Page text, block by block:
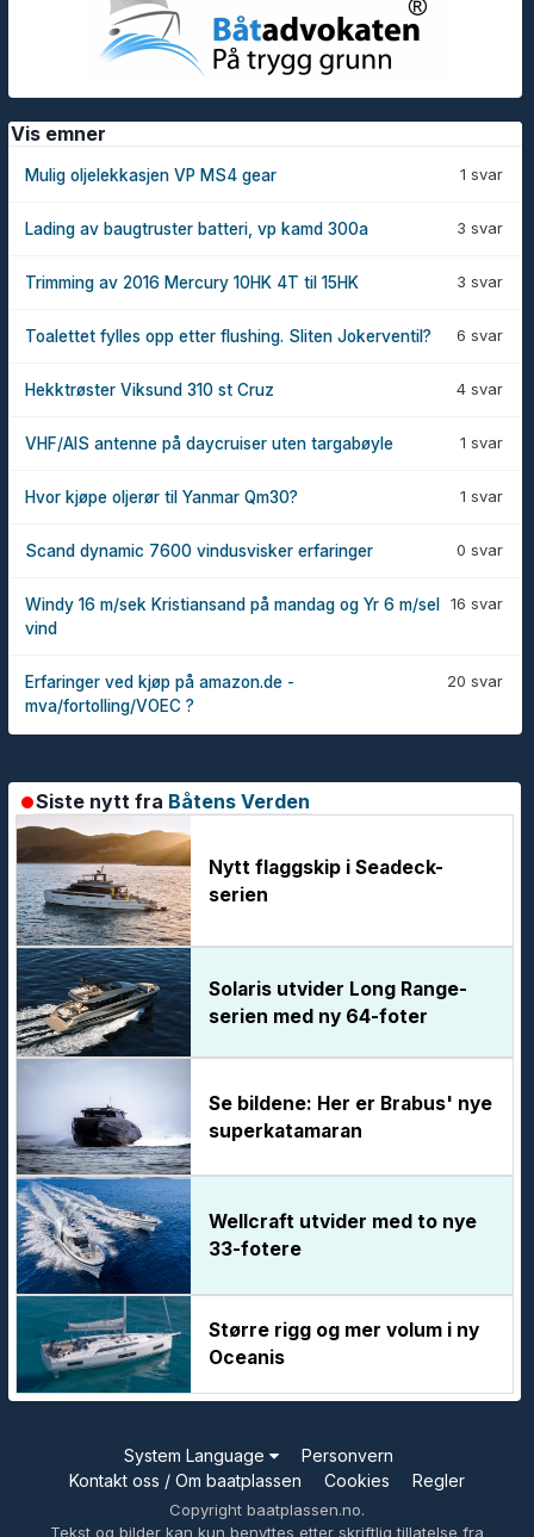
Vis emner
1 svar
Mulig oljelekkasjen VP MS4 gear
3 svar
Lading av baugtruster batteri, vp kamd 300a
3 svar
Trimming av 2016 Mercury 10HK 4T til 15HK
6 svar
Toalettet fylles opp etter flushing. Sliten Jokerventil?
4 svar
Hekktrøster Viksund 310 st Cruz
1 svar
VHF/AIS antenne på daycruiser uten targabøyle
1 svar
Hvor kjøpe oljerør til Yanmar Qm30?
0 svar
Scand dynamic 7600 vindusvisker erfaringer
16 svar
Windy 16 m/sek Kristiansand på mandag og Yr 6 m/sel
vind
20 svar
Erfaringer ved kjøp på amazon.de -
mva/fortolling/VOEC ?
Siste nytt fra Båtens Verden
Nytt flaggskip i Seadeck-
serien
Solaris utvider Long Range-
serien med ny 64-foter
Se bildene: Her er Brabus' nye
superkatamaran
Wellcraft utvider med to nye
33-fotere
Større rigg og mer volum i ny
Oceanis
System Language
Personvern
Kontakt oss / Om baatplassen
Cookies Regler
Copyright baatplassen.no.
Tekst og bilder kan kun benyttes etter skriftlig tillatelse fra